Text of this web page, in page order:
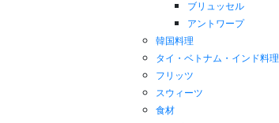
ブリュッセル
アントワープ
韓国料理
タイ・ベトナム・インド料理
フリッツ
スウィーツ
食材